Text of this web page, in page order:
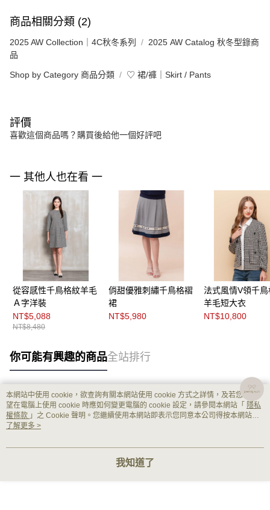
商品相關分類 (2)
2025 AW Collection｜4C秋冬系列
2025 AW Catalog 秋冬型錄商
品
Shop by Category 商品分類 ♡ 裙/褲｜Skirt / Pants
評價
喜歡這個商品嗎？購買後給他一個好評吧
一 其他人也在看 一
從容感性千鳥格紋羊毛
Ａ字洋裝
NT$5,088
NT$8,480
俏甜優雅刺繡千鳥格褶
裙
NT$5,980
法式風情V領千
羊毛短大衣
NT$10,800
你可能有興趣的商品全站排行
熱門標籤
本網站中使用 cookie，欲查詢有關本網站使用 cookie 方式之詳情，及若您不希
望在電腦上使用 cookie 時應如何變更電腦的 cookie 設定，請參閱本網站「 隱私
權條款 」之 Cookie 聲明。您繼續使用本網站即表示您同意本公司得按本網站使
用條款之 Cookie 聲明使用 cookie。
了解更多 >
我知道了